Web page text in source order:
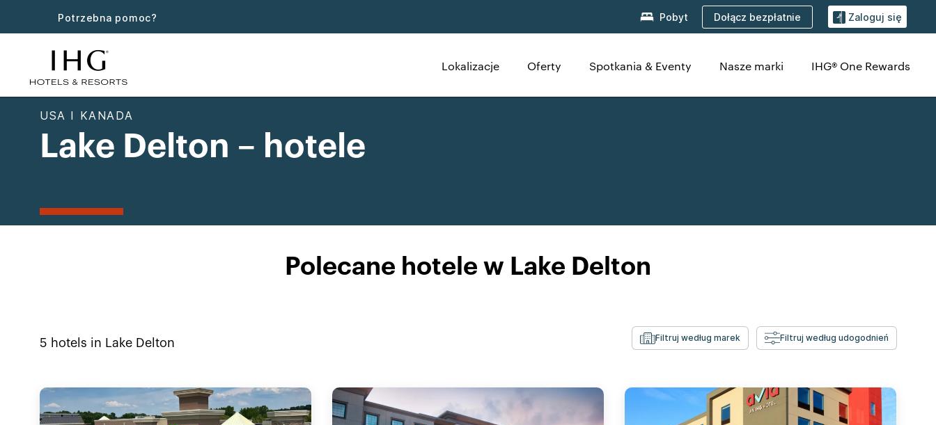
Potrzebna pomoc? Pobyt Dołącz bezpłatnie Zaloguj się
Lokalizacje Oferty Spotkania & Eventy Nasze marki IHG® One Rewards
USA I KANADA
Lake Delton – hotele
Polecane hotele w Lake Delton
5 hotels in Lake Delton Filtruj według marek Filtruj według udogodnień